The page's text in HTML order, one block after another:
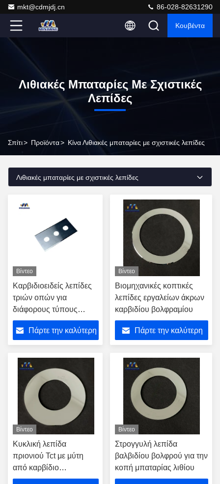
mkt@cdmjdj.cn 86-028-82631290
Κουβέντα
Λιθιακές Μπαταρίες Με Σχιστικές
Λεπίδες
Σπίτι> Προϊόντα> Κίνα Λιθιακές μπαταρίες με σχιστικές λεπίδες
Λιθιακές μπαταρίες με σχιστικές λεπίδες
Βίντεο
Καρβιδιοειδείς λεπίδες
τριών οπών για
διάφορους τύπους
υλικών και πάχους
Πάρτε την καλύτερη
Βίντεο
Βιομηχανικές κοπτικές
λεπίδες εργαλείων άκρων
καρβιδίου βολφραμίου
Πάρτε την καλύτερη
Βίντεο
Κυκλική λεπίδα
πριονιού Tct με μύτη
από καρβίδιο
βολφραμίου για κοπή
Βίντεο
Στρογγυλή λεπίδα
βαλβιδίου βολφρού για την
κοπή μπαταρίας λιθίου